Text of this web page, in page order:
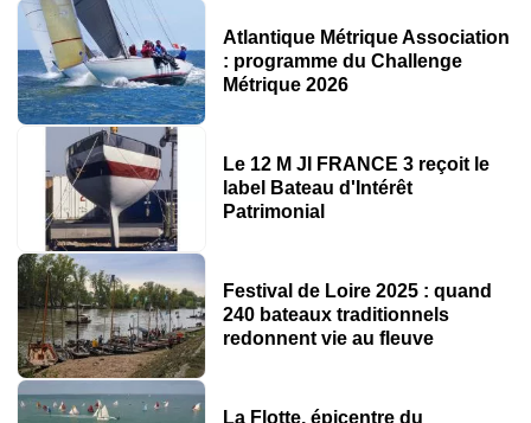
Voiles d'Antibes
Juin
Porquerolle's Classic
Du 12 au 15 juin 2025
Lieu : Porquerolles
Type : régates
Inscrite au calendrier officiel de l'Association
©Pierrick Jeannoutot
Atlantique Métrique Association
: programme du Challenge
Métrique 2026
Le 12 M JI FRANCE 3 reçoit le
label Bateau d'Intérêt
Patrimonial
Festival de Loire 2025 : quand
240 bateaux traditionnels
redonnent vie au fleuve
La Flotte, épicentre du